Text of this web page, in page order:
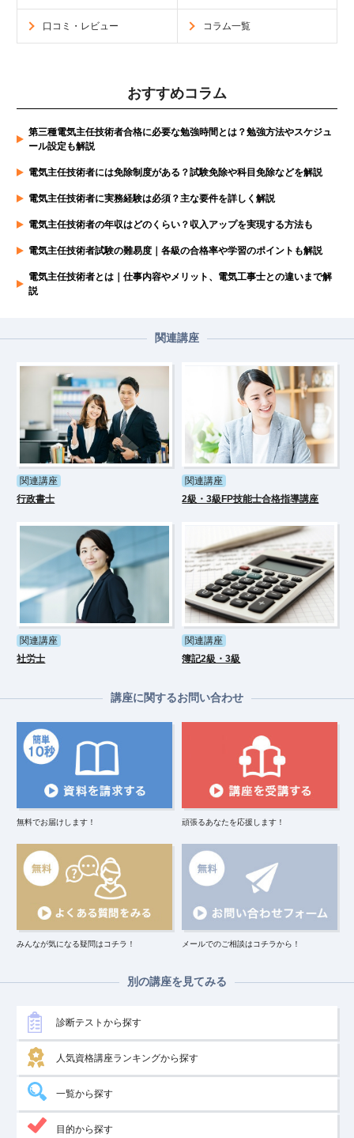
口コミ・レビュー コラム一覧
おすすめコラム
第三種電気主任技術者合格に必要な勉強時間とは？勉強方法やスケジュ
ール設定も解説
電気主任技術者には免除制度がある？試験免除や科目免除などを解説
電気主任技術者に実務経験は必須？主な要件を詳しく解説
電気主任技術者の年収はどのくらい？収入アップを実現する方法も
電気主任技術者試験の難易度｜各級の合格率や学習のポイントも解説
電気主任技術者とは｜仕事内容やメリット、電気工事士との違いまで解
説
関連講座
関連講座
行政書士
関連講座
2級・3級FP技能士合格指導講座
関連講座
社労士
関連講座
簿記2級・3級
講座に関するお問い合わせ
無料でお届けします！ 頑張るあなたを応援します！
みんなが気になる疑問はコチラ！ メールでのご相談はコチラから！
別の講座を見てみる
診断テストから探す
人気資格講座ランキングから探す
一覧から探す
目的から探す